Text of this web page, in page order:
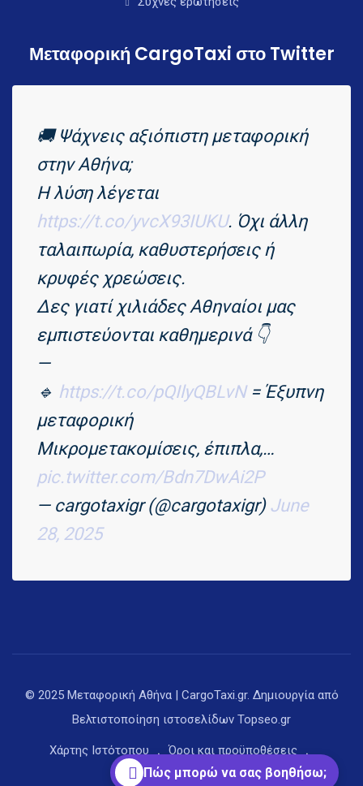
Μεταφορική CargoTaxi στο Twitter
🚚 Ψάχνεις αξιόπιστη μεταφορική
στην Αθήνα;
Η λύση λέγεται
https://t.co/yvcX93IUKU. Όχι άλλη
ταλαιπωρία, καθυστερήσεις ή
κρυφές χρεώσεις.
Δες γιατί χιλιάδες Αθηναίοι μας
εμπιστεύονται καθημερινά 👇
—
🔹 https://t.co/pQIlyQBLvN= Έξυπνη
μεταφορική
Μικρομετακομίσεις, έπιπλα,…
pic.twitter.com/Bdn7DwAi2P
— cargotaxigr (@cargotaxigr) June
28, 2025
© 2025 Μεταφορική Αθήνα | CargoTaxi.gr. Δημιουργία από
Βελτιστοποίηση ιστοσελίδων Topseo.gr
Χάρτης Ιστότοπου
Όροι και προϋποθέσεις
Πολιτική απορρήτου
Πώς μπορώ να σας βοηθήσω;